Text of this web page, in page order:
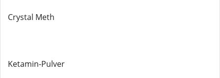
Crystal Meth
Ketamin-Pulver